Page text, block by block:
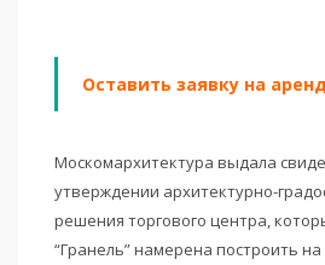
Оставить заявку на
Москомархитектура выдала
утверждении архитектурно-
решения торгового центра,
“Гранель” намерена построить